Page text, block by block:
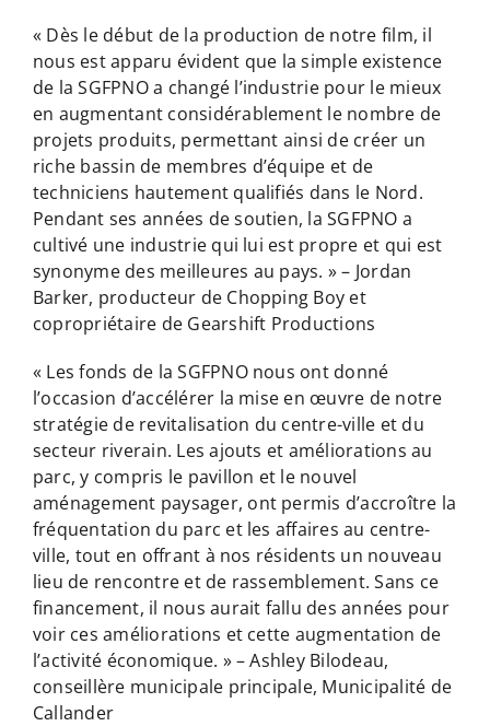
« Dès le début de la production de notre film, il
nous est apparu évident que la simple existence
de la SGFPNO a changé l’industrie pour le mieux
en augmentant considérablement le nombre de
projets produits, permettant ainsi de créer un
riche bassin de membres d’équipe et de
techniciens hautement qualifiés dans le Nord.
Pendant ses années de soutien, la SGFPNO a
cultivé une industrie qui lui est propre et qui est
synonyme des meilleures au pays. » – Jordan
Barker, producteur de Chopping Boy et
copropriétaire de Gearshift Productions
« Les fonds de la SGFPNO nous ont donné
l’occasion d’accélérer la mise en œuvre de notre
stratégie de revitalisation du centre-ville et du
secteur riverain. Les ajouts et améliorations au
parc, y compris le pavillon et le nouvel
aménagement paysager, ont permis d’accroître la
fréquentation du parc et les affaires au centre-
ville, tout en offrant à nos résidents un nouveau
lieu de rencontre et de rassemblement. Sans ce
financement, il nous aurait fallu des années pour
voir ces améliorations et cette augmentation de
l’activité économique. » – Ashley Bilodeau,
conseillère municipale principale, Municipalité de
Callander